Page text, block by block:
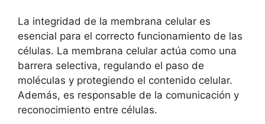
La integridad ‍de⁢ la membrana celular es
esencial para el correcto funcionamiento‍ de las
células. ⁤La membrana celular actúa como una
barrera selectiva, ⁢regulando ⁢el paso de
moléculas⁤ y‌ protegiendo el ⁣contenido⁣ celular.
Además, es responsable de ​la​ comunicación y
reconocimiento⁣ entre células.